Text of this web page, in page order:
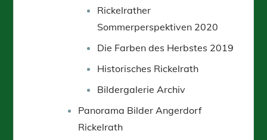
Rickelrather
Sommerperspektiven 2020
Die Farben des Herbstes 2019
Historisches Rickelrath
Bildergalerie Archiv
Panorama Bilder Angerdorf
Rickelrath